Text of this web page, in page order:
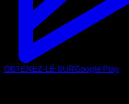
OBTENEZ-LE SURGoogle Play